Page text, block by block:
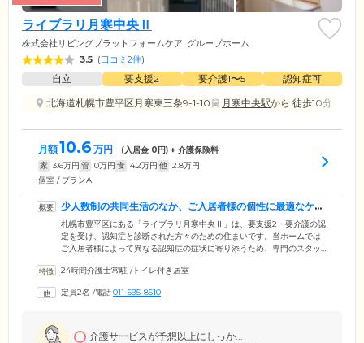
ライブラリ月寒中央Ⅱ
株式会社リビングプラットフォームケア グループホーム
3.5 (口コミ2件)
自立 要支援2 要介護1〜5
認知症可
北海道札幌市豊平区月寒東三条9-1-10
月寒中央駅から 徒歩10分
月額10.6 万円 (入居金 0円) + 介護保険料
家 3.6万円 管 0万円 食 4.2万円 他 2.8万円
個室 / プランA
少人数制の共同生活のなか、ご入居者様の個性に最適なケア
をご提供します
札幌市豊平区にある「ライブラリ月寒中央Ⅱ」は、要支援2・要介護の認
定を受け、認知症と診断された方々のための住まいです。当ホームでは
ご入居者様によって異なる認知症の症状に寄り添うため、専門のスタッ
す。スタッフはご入居者様それぞれの個性を見極め、お食事の支度や洗
かでご自身の役割をしっかりとこなしながら、身体機能を活用していく
けます。
24時間介護士常駐 /トイレ付き居室
定員2名 /電話011-595-8510
介護サービスが予想以上にしっか...